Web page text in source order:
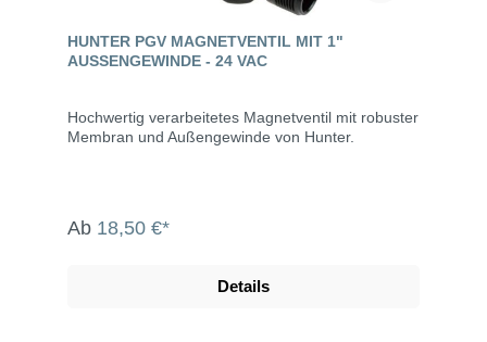
HUNTER PGV MAGNETVENTIL MIT 1"
AUSSENGEWINDE - 24 VAC
Hochwertig verarbeitetes Magnetventil mit robuster
Membran und Außengewinde von Hunter.
Ab 18,50 €*
Details